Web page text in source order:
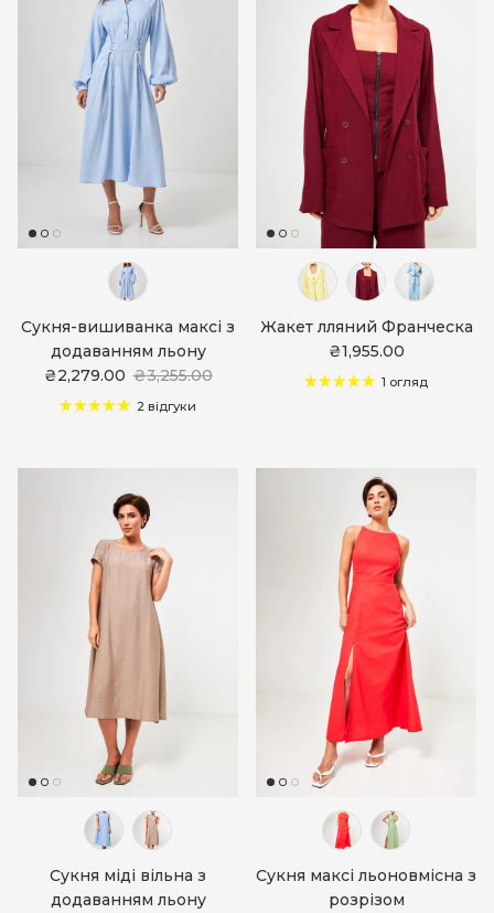
Сукня-вишиванка максі з
додаванням льону
₴2,279.00 ₴3,255.00
2 відгуки
Жакет лляний Франческа
₴1,955.00
1 огляд
Сукня міді вільна з
додаванням льону
Сукня максі льоновмісна з
розрізом